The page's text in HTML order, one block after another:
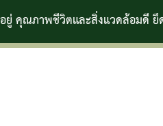
ดมั่นธรรมาภิบาล